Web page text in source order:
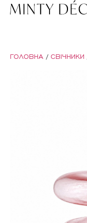
ГОЛОВНА / СВІЧНИКИ